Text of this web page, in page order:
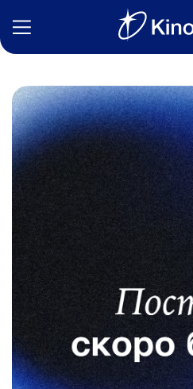
Фильмы
Статьи
Сериалы
Новости
Подборки
Рецензии
О нас
Авторы